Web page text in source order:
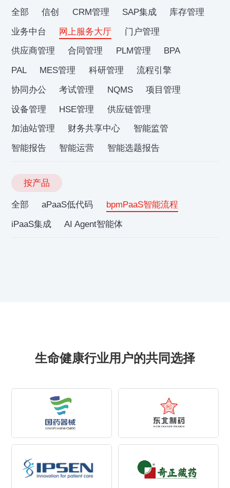
全部 信创 CRM管理 SAP集成
库存管理
业务中台
网上服务大厅
门户管理
供应商管理
合同管理 PLM管理
BPA
PAL
MES管理 科研管理
流程引擎
协同办公
考试管理 NQMS
项目管理
设备管理
HSE管理
供应链管理
加油站管理
财务共享中心
智能监管
智能报告
智能运营 智能选题报告
按产品
全部 aPaaS低代码
bpmPaaS智能流程
iPaaS集成
AI Agent智能体
生命健康行业用户的共同选择